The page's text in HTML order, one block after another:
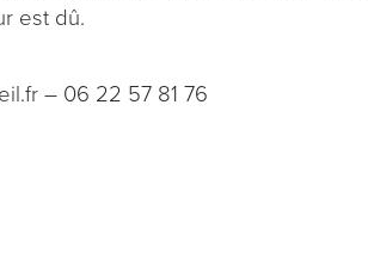
est dû.
– 06 22 57 81 76